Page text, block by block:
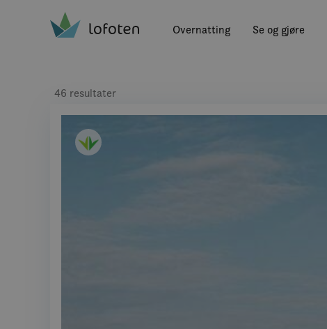
Overnatting Se og gjøre
46 resultater